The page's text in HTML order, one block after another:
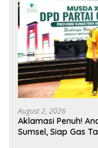
August 2, 2026
Aklamasi Penuh!
Sumsel, Siap Gas